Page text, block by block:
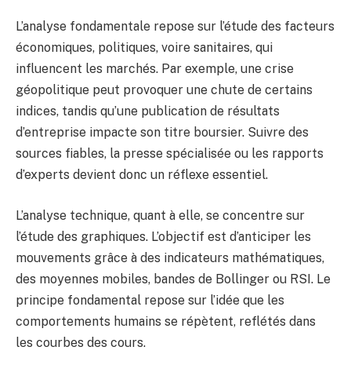
L’analyse fondamentale repose sur l’étude des facteurs
économiques, politiques, voire sanitaires, qui
influencent les marchés. Par exemple, une crise
géopolitique peut provoquer une chute de certains
indices, tandis qu’une publication de résultats
d’entreprise impacte son titre boursier. Suivre des
sources fiables, la presse spécialisée ou les rapports
d’experts devient donc un réflexe essentiel.
L’analyse technique, quant à elle, se concentre sur
l’étude des graphiques. L’objectif est d’anticiper les
mouvements grâce à des indicateurs mathématiques,
des moyennes mobiles, bandes de Bollinger ou RSI. Le
principe fondamental repose sur l’idée que les
comportements humains se répètent, reflétés dans
les courbes des cours.